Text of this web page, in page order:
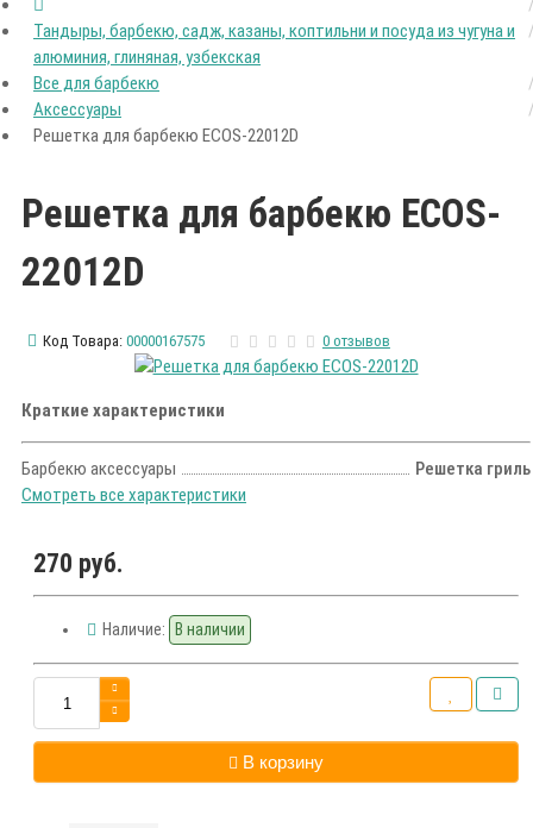
Тандыры, барбекю, садж, казаны, коптильни и посуда из чугуна и
алюминия, глиняная, узбекская
Все для барбекю
Аксессуары
Решетка для барбекю ECOS-22012D
Решетка для барбекю ECOS-
22012D
Код Товара: 00000167575 0 отзывов
Краткие характеристики
Барбекю аксессуары
Решетка гриль
Смотреть все характеристики
270 руб.
Наличие: В наличии
В корзину